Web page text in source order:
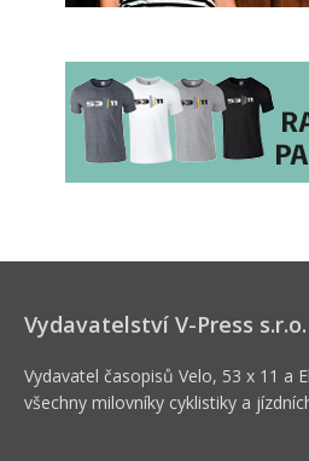
Vydavatelství V-Press s.r.o.
Vydavatel časopisů Velo, 53 x 11 a
všechny milovníky cyklistiky a